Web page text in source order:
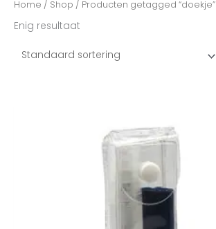
Home / Shop / Producten getagged “doekje”
Enig resultaat